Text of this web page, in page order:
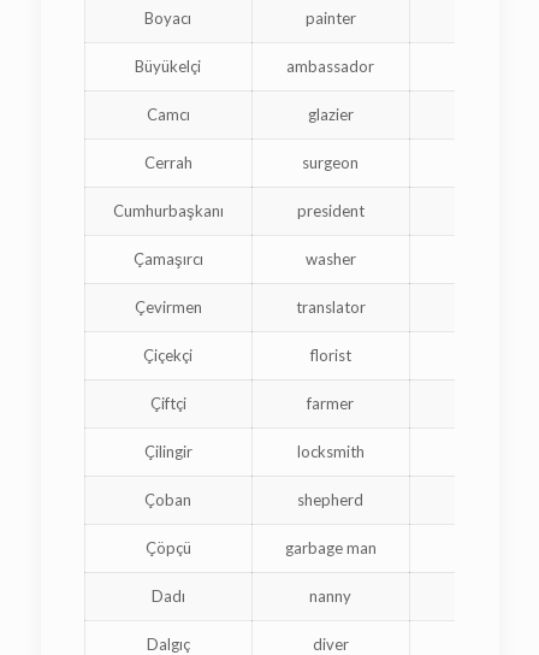
Boyacı painter
Büyükelçi ambassador
Camcı glazier
Cerrah surgeon
Cumhurbaşkanı president
Çamaşırcı washer
Çevirmen translator
Çiçekçi florist
Çiftçi farmer
Çilingir locksmith
Çoban shepherd
Çöpçü garbage man
Dadı nanny
Dalgıç diver